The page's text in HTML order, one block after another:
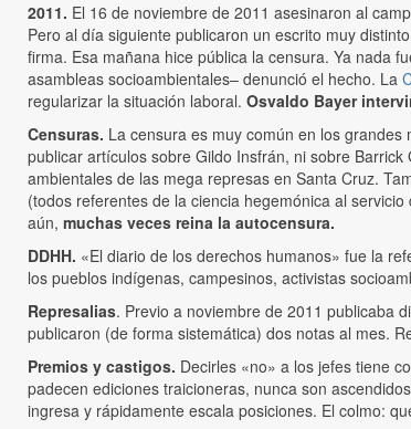
2011. El 16 de noviembre de 2011 asesinaron al
Pero al día siguiente publicaron un escrito muy
firma. Esa mañana hice pública la censura. Ya nada
asambleas socioambientales– denunció el hecho. La
regularizar la situación laboral. Osvaldo Bayer
Censuras. La censura es muy común en los
publicar artículos sobre Gildo Insfrán, ni sobre
ambientales de las mega represas en Santa Cruz.
(todos referentes de la ciencia hegemónica al
aún, muchas veces reina la autocensura.
DDHH. «El diario de los derechos humanos» fue la
los pueblos indígenas, campesinos, activistas
Represalias. Previo a noviembre de 2011 publicaba
publicaron (de forma sistemática) dos notas al mes.
Premios y castigos. Decirles «no» a los jefes tiene
padecen ediciones traicioneras, nunca son
ingresa y rápidamente escala posiciones. El colmo: